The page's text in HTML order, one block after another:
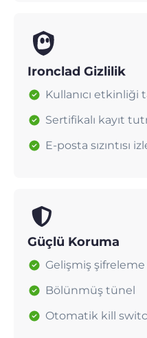
Ironclad Gizlilik
Kullanıcı etkinliği
Sertifikalı kayıt
E-posta sızıntısı
Güçlü Koruma
Gelişmiş şifreleme
Bölünmüş tünel
Otomatik kill